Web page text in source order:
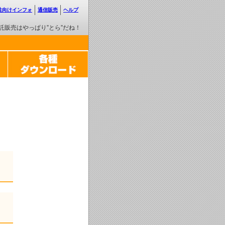
販売はやっぱり”とら”だね！
向けインフォ 通信販売 ヘルプ